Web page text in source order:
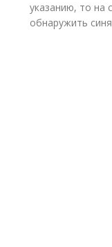
указанию, то на
обнаружить